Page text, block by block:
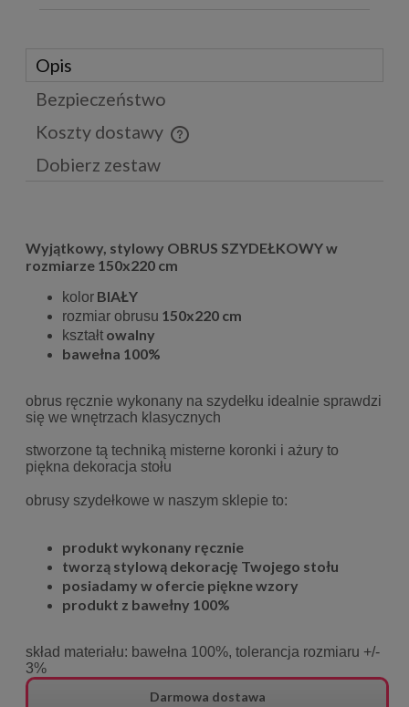
Opis
Bezpieczeństwo
Koszty dostawy
Cena nie zawiera ewentualnych kosztów płatności
Dobierz zestaw
Wyjątkowy, stylowy OBRUS SZYDEŁKOWY w
rozmiarze 150x220 cm
kolor BIAŁY
rozmiar obrusu 150x220 cm
kształt owalny
bawełna 100%
obrus ręcznie wykonany na szydełku idealnie sprawdzi
się we wnętrzach klasycznych
stworzone tą techniką misterne koronki i ażury to
piękna dekoracja stołu
obrusy szydełkowe w naszym sklepie to:
produkt wykonany ręcznie
tworzą stylową dekorację Twojego stołu
posiadamy w ofercie piękne wzory
produkt z bawełny 100%
skład materiału: bawełna 100%, tolerancja rozmiaru +/-
3%
Darmowa dostawa